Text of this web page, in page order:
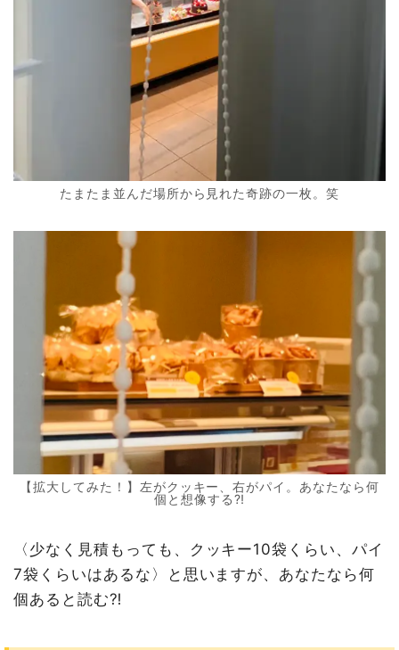
たまたま並んだ場所から見れた奇跡の一枚。笑
【拡大してみた！】左がクッキー、右がパイ。あなたなら何
個と想像する⁈
〈少なく見積もっても、クッキー10袋くらい、パイ
7袋くらいはあるな〉と思いますが、あなたなら何
個あると読む⁈